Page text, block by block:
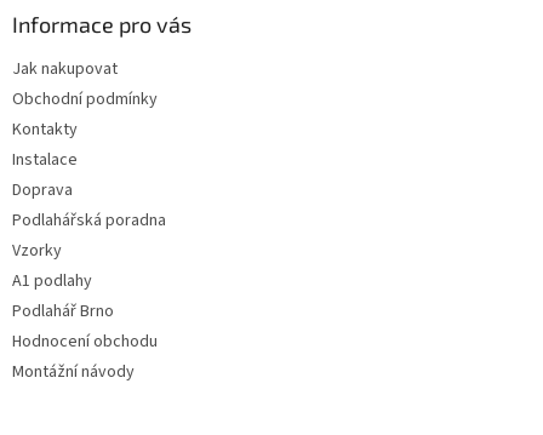
Informace pro vás
Jak nakupovat
Obchodní podmínky
Kontakty
Instalace
Doprava
Podlahářská poradna
Vzorky
A1 podlahy
Podlahář Brno
Hodnocení obchodu
Montážní návody